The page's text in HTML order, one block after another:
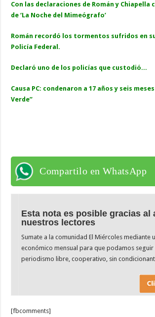
Con las declaraciones de Román y Chiapella
de ‘La Noche del Mimeógrafo’
Román recordó los tormentos sufridos en
Policía Federal.
Declaró uno de los policías que custodió...
Causa PC: condenaron a 17 años y seis
Verde”
Compartilo en WhatsApp
Esta nota es posible gracias al
nuestros lectores
Sumate a la comunidad El Miércoles mediante
económico mensual para que podamos seguir
periodismo libre, cooperativo, sin
[fbcomments]